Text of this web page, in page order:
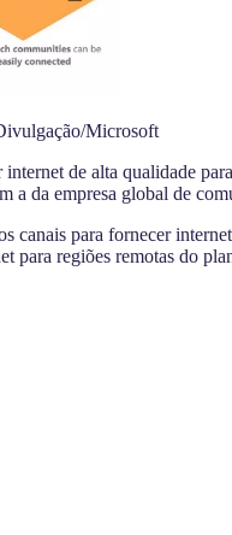
Microsoft
de alta qualidade
da empresa global de
para fornecer
para regiões remotas do